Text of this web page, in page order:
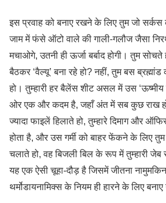
इस प्रवाह को बनाए रखने के लिए तुम जो
जाम में फंसे ऑटो वाले की गाली-गलौज जैसा
मचाओगे, उतनी ही ऊर्जा बर्बाद होगी। तुम
बैठकर ‘वैल्यू’ बना रहे हो? नहीं, तुम बस
हो। तुम्हारी हर बैलेंस शीट असल में उस
ओर एक और कदम है, जहाँ अंत में सब कुछ राख
ज्यादा फाइलें हिलाते हो, तुम्हारे दिमाग और
होता है, और उस गर्मी को बाहर फेंकने के लिए
चलाते हो, वह बिजली बिल के रूप में तुम्हारी जेब से
यह एक ऐसी चूहा-दौड़ है जिसमें जीतना
थर्मोडायनामिक्स के नियम ही हारने के लिए बनाए